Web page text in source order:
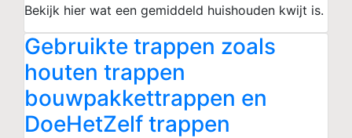
Bekijk hier wat een gemiddeld huishouden kwijt is.
Gebruikte trappen zoals
houten trappen
bouwpakkettrappen en
DoeHetZelf trappen